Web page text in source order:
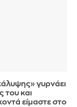
γυρνάει
του και
είμαστε στο